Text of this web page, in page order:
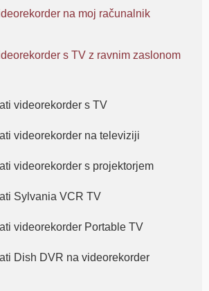
na moj računalnik
s TV z ravnim zaslonom
videorekorder s TV
videorekorder na televiziji
videorekorder s projektorjem
Sylvania VCR TV
videorekorder Portable TV
Dish DVR na videorekorder